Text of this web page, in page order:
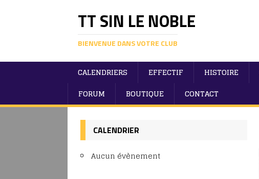
TT SIN LE NOBLE
BIENVENUE DANS VOTRE CLUB
CALENDRIERS EFFECTIF HISTOIRE
FORUM
BOUTIQUE CONTACT
CALENDRIER
Aucun évènement